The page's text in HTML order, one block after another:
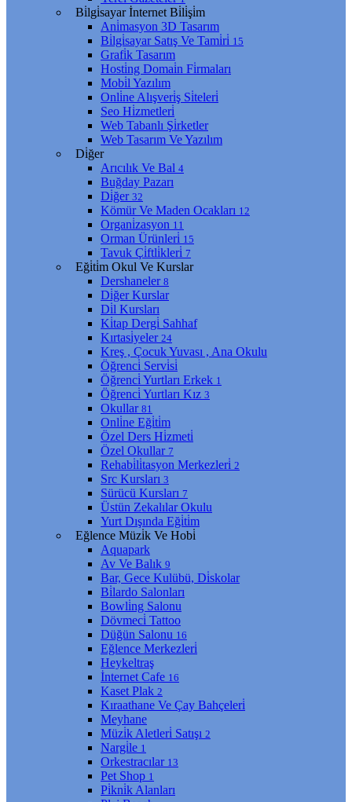
Bi̇lgi̇sayar İnternet Bi̇li̇şi̇m
Ani̇masyon 3D Tasarım
Bi̇lgi̇sayar Satış Ve Tami̇ri̇ 15
Grafi̇k Tasarım
Hosti̇ng Domai̇n Fi̇rmaları
Mobi̇l Yazılım
Onli̇ne Alışveri̇ş Si̇teleri̇
Seo Hi̇zmetleri̇
Web Tabanlı Şi̇rketler
Web Tasarım Ve Yazılım
Di̇ğer
Arıcılık Ve Bal 4
Buğday Pazarı
Di̇ğer 32
Kömür Ve Maden Ocakları 12
Organi̇zasyon 11
Orman Ürünleri̇ 15
Tavuk Çi̇ftli̇kleri̇ 7
Eği̇ti̇m Okul Ve Kurslar
Dershaneler 8
Di̇ğer Kurslar
Di̇l Kursları
Ki̇tap Dergi̇ Sahhaf
Kırtasi̇yeler 24
Kreş , Çocuk Yuvası , Ana Okulu
Öğrenci̇ Servi̇si̇
Öğrenci̇ Yurtları Erkek 1
Öğrenci̇ Yurtları Kız 3
Okullar 81
Onli̇ne Eği̇ti̇m
Özel Ders Hi̇zmeti̇
Özel Okullar 7
Rehabi̇li̇tasyon Merkezleri̇ 2
Src Kursları 3
Sürücü Kursları 7
Üstün Zekalılar Okulu
Yurt Dışında Eği̇ti̇m
Eğlence Müzi̇k Ve Hobi̇
Aquapark
Av Ve Balık 9
Bar, Gece Kulübü, Di̇skolar
Bi̇lardo Salonları
Bowli̇ng Salonu
Dövmeci̇ Tattoo
Düğün Salonu 16
Eğlence Merkezleri̇
Heykeltraş
İnternet Cafe 16
Kaset Plak 2
Kıraathane Ve Çay Bahçeleri̇
Meyhane
Müzi̇k Aletleri̇ Satışı 2
Nargi̇le 1
Orkestracılar 13
Pet Shop 1
Pi̇kni̇k Alanları